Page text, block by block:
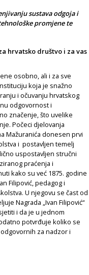
sustava odgoja i
promjene te
hrvatsko društvo i za vas
osobno, ali i za sve
koja je snažno
i očuvanju hrvatskog
odgovornost i
značenje, što uvelike
Počeci djelovanja
Mažuranića donesen prvi
i postavljen temelj
uspostavljen stručni
praćenja i
kako su već 1875. godine
Filipović, pedagog i
U njegovu se čast od
Nagrada „Ivan Filipović“
i da je u jednom
potvrđuje koliko se
za nadzor i